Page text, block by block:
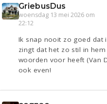
GriebusDus
woensdag 13 mei 2026 om
22:12
Ik snap nooit zo goed dat
zingt dat het zo stil in
woorden voor heeft (Van
ook even!